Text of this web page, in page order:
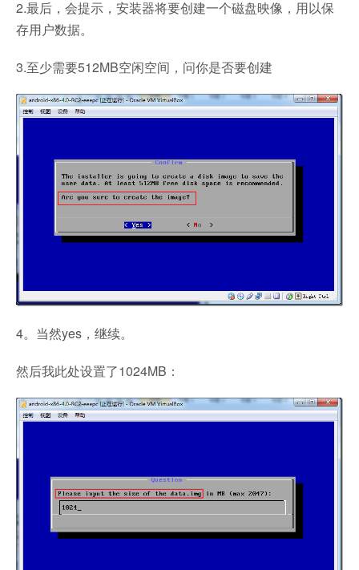
2.最后，会提示，安装器将要创建一个磁盘映像，用以保
存用户数据。
3.至少需要512MB空闲空间，问你是否要创建
4。当然yes，继续。
然后我此处设置了1024MB：